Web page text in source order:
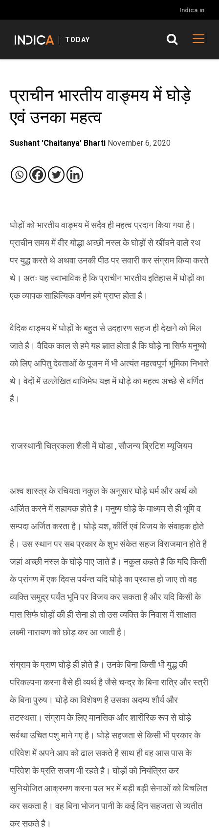
Indica.in
TODAY
प्राचीन भारतीय वाङ्मय में घोड़े
एवं उनका महत्व
Sushant 'Chaitanya' Bharti November 6, 2020
घोड़ों को भारतीय वाङ्मय में सदैव ही महत्व प्रदान किया गया है।
प्राचीन समय में वीर योद्धा अच्छी नस्ल के घोड़ों से खींचने वाले रथ
पर युद्ध करते थे अथवा उनकी पीठ पर सवारी कर संग्राम किया करते
थे। अतः यह स्वाभाविक है कि प्राचीन भारतीय इतिहास में घोड़ों का
एक व्यापक साहित्यिक वर्णन हमे प्राप्त होता है।
वैदिक वाङ्मय में घोड़ों के बहुत से उदहारण सहज ही देखने को मिल
जाते है। वैदिक काल से हमे यह ज्ञात होता है कि घोड़े ना सिर्फ मनुष्यो
को लिए अपितु देवताओं के पूजन में भी अत्यंत महत्वपूर्ण भूमिका निभाते
थे। वेदों में उल्लेखित वाजिमेध यज्ञ में घोड़े का महत्व अच्छे से वर्णित
है।
राजस्थानी चित्रकला शैली में घोडा , सौजन्य ब्रिटिश म्यूजियम
अश्व शास्त्र के रचियता नकुल के अनुसार घोड़े धर्म और अर्थ को
अर्जित करने में सहायक होते है। मनुष्य घोड़े के माध्यम से ही भूमि व
सम्पदा अर्जित करता है। घोड़े यश, कीर्ति एवं विजय के संवाहक होते
है। उस स्थान पर सब प्रकार के शुभ संकेत सहज विराजमान होते है
जहां अच्छी नस्ल के घोड़े पाए जाते है। नकुल कहते है कि यदि किसी
के प्रांगण में एक दिवस पर्यन्त यदि घोड़े का प्रवास हो जाए तो वह
व्यक्ति समुद्र पर्यंत भूमि पर विजय कर सकता है और यदि किसी के
पास सिर्फ घोड़ों की ही सेना हो तो उस व्यक्ति के निवास में साक्षात
लक्ष्मी नारायण को छोड़ कर आ जाती है।
संग्राम के प्राण घोड़े ही होते है। उनके बिना किसी भी युद्ध की
परिकल्पना करना वैसे ही व्यर्थ है जैसे चन्द्र के बिना रात्रि और स्त्री
के बिना पुरुष। घोड़े का विशेषण है उसका अदम्य शौर्य और
तटस्थता। संग्राम के लिए मानसिक और शारीरिक रूप से घोड़े
सर्वथा उचित पशु माने गए है। घोड़े सहजता से किसी भी प्रकार के
परिवेश में अपने आप को ढाल सकते है साथ ही वह आस पास के
परिवेश के प्रति सजग भी रहते है। घोड़ों को नियंत्रित कर
सुनियोजित आक्रमण करना पल भर में बड़ी बड़ी सेनाओं को विचलित
कर सकता है। वह बिना भोजन पानी के कई दिन सहजता से व्यतीत
कर सकते है।